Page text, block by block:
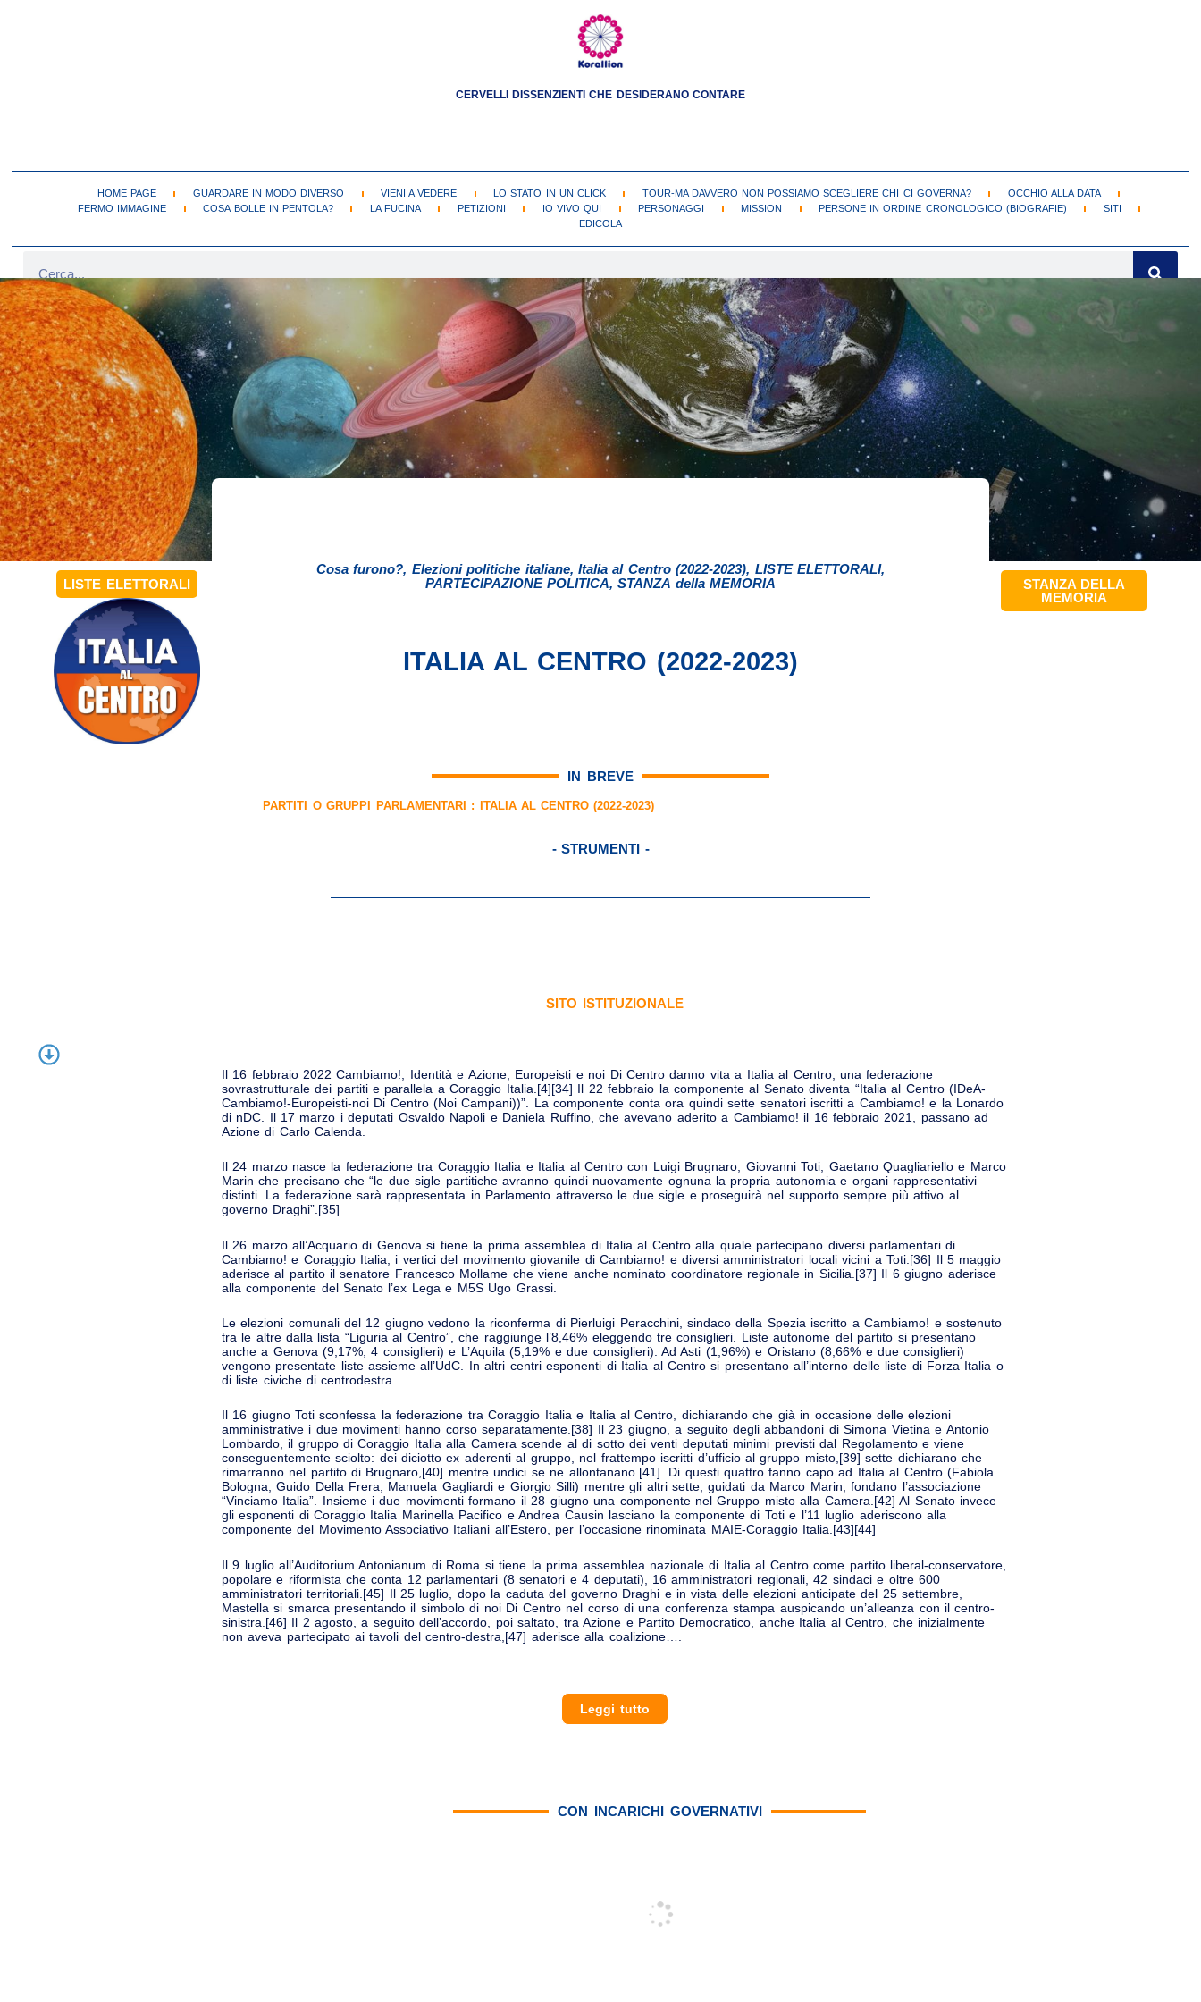
CERVELLI DISSENZIENTI CHE DESIDERANO CONTARE
HOME PAGE GUARDARE IN MODO DIVERSO VIENI A VEDERE LO STATO IN UN CLICK TOUR-MA DAVVERO NON POSSIAMO SCEGLIERE CHI CI GOVERNA?
OCCHIO ALLA DATA
FERMO IMMAGINE
COSA BOLLE IN PENTOLA? LA FUCINA PETIZIONI IO VIVO QUI PERSONAGGI MISSION PERSONE IN ORDINE CRONOLOGICO (BIOGRAFIE)
SITI
EDICOLA
LISTE ELETTORALI
Cosa furono?, Elezioni politiche italiane, Italia al Centro (2022-2023), LISTE ELETTORALI,
PARTECIPAZIONE POLITICA,STANZA della MEMORIA
ITALIA AL CENTRO (2022-2023)
STANZA DELLA
MEMORIA
IN BREVE
PARTITI O GRUPPI PARLAMENTARI : ITALIA AL CENTRO (2022-2023)
- STRUMENTI -
SITO ISTITUZIONALE
Il 16 febbraio 2022 Cambiamo!, Identità e Azione, Europeisti e noi Di Centro danno vita a Italia al Centro, una federazione
sovrastrutturale dei partiti e parallela a Coraggio Italia.[4][34] Il 22 febbraio la componente al Senato diventa “Italia al Centro (IDeA-
Cambiamo!-Europeisti-noi Di Centro (Noi Campani))”. La componente conta ora quindi sette senatori iscritti a Cambiamo! e la Lonardo
di nDC. Il 17 marzo i deputati Osvaldo Napoli e Daniela Ruffino, che avevano aderito a Cambiamo! il 16 febbraio 2021, passano ad
Azione di Carlo Calenda.
Il 24 marzo nasce la federazione tra Coraggio Italia e Italia al Centro con Luigi Brugnaro, Giovanni Toti, Gaetano Quagliariello e Marco
Marin che precisano che “le due sigle partitiche avranno quindi nuovamente ognuna la propria autonomia e organi rappresentativi
distinti. La federazione sarà rappresentata in Parlamento attraverso le due sigle e proseguirà nel supporto sempre più attivo al
governo Draghi”.[35]
Il 26 marzo all’Acquario di Genova si tiene la prima assemblea di Italia al Centro alla quale partecipano diversi parlamentari di
Cambiamo! e Coraggio Italia, i vertici del movimento giovanile di Cambiamo! e diversi amministratori locali vicini a Toti.[36] Il 5 maggio
aderisce al partito il senatore Francesco Mollame che viene anche nominato coordinatore regionale in Sicilia.[37] Il 6 giugno aderisce
alla componente del Senato l’ex Lega e M5S Ugo Grassi.
Le elezioni comunali del 12 giugno vedono la riconferma di Pierluigi Peracchini, sindaco della Spezia iscritto a Cambiamo! e sostenuto
tra le altre dalla lista “Liguria al Centro”, che raggiunge l’8,46% eleggendo tre consiglieri. Liste autonome del partito si presentano
anche a Genova (9,17%, 4 consiglieri) e L’Aquila (5,19% e due consiglieri). Ad Asti (1,96%) e Oristano (8,66% e due consiglieri)
vengono presentate liste assieme all’UdC. In altri centri esponenti di Italia al Centro si presentano all’interno delle liste di Forza Italia o
di liste civiche di centrodestra.
Il 16 giugno Toti sconfessa la federazione tra Coraggio Italia e Italia al Centro, dichiarando che già in occasione delle elezioni
amministrative i due movimenti hanno corso separatamente.[38] Il 23 giugno, a seguito degli abbandoni di Simona Vietina e Antonio
Lombardo, il gruppo di Coraggio Italia alla Camera scende al di sotto dei venti deputati minimi previsti dal Regolamento e viene
conseguentemente sciolto: dei diciotto ex aderenti al gruppo, nel frattempo iscritti d’ufficio al gruppo misto,[39] sette dichiarano che
rimarranno nel partito di Brugnaro,[40] mentre undici se ne allontanano.[41]. Di questi quattro fanno capo ad Italia al Centro (Fabiola
Bologna, Guido Della Frera, Manuela Gagliardi e Giorgio Silli) mentre gli altri sette, guidati da Marco Marin, fondano l’associazione
“Vinciamo Italia”. Insieme i due movimenti formano il 28 giugno una componente nel Gruppo misto alla Camera.[42] Al Senato invece
gli esponenti di Coraggio Italia Marinella Pacifico e Andrea Causin lasciano la componente di Toti e l’11 luglio aderiscono alla
componente del Movimento Associativo Italiani all’Estero, per l’occasione rinominata MAIE-Coraggio Italia.[43][44]
Il 9 luglio all’Auditorium Antonianum di Roma si tiene la prima assemblea nazionale di Italia al Centro come partito liberal-conservatore,
popolare e riformista che conta 12 parlamentari (8 senatori e 4 deputati), 16 amministratori regionali, 42 sindaci e oltre 600
amministratori territoriali.[45] Il 25 luglio, dopo la caduta del governo Draghi e in vista delle elezioni anticipate del 25 settembre,
Mastella si smarca presentando il simbolo di noi Di Centro nel corso di una conferenza stampa auspicando un’alleanza con il centro-
sinistra.[46] Il 2 agosto, a seguito dell’accordo, poi saltato, tra Azione e Partito Democratico, anche Italia al Centro, che inizialmente
non aveva partecipato ai tavoli del centro-destra,[47] aderisce alla coalizione….
Leggi tutto
CON INCARICHI GOVERNATIVI